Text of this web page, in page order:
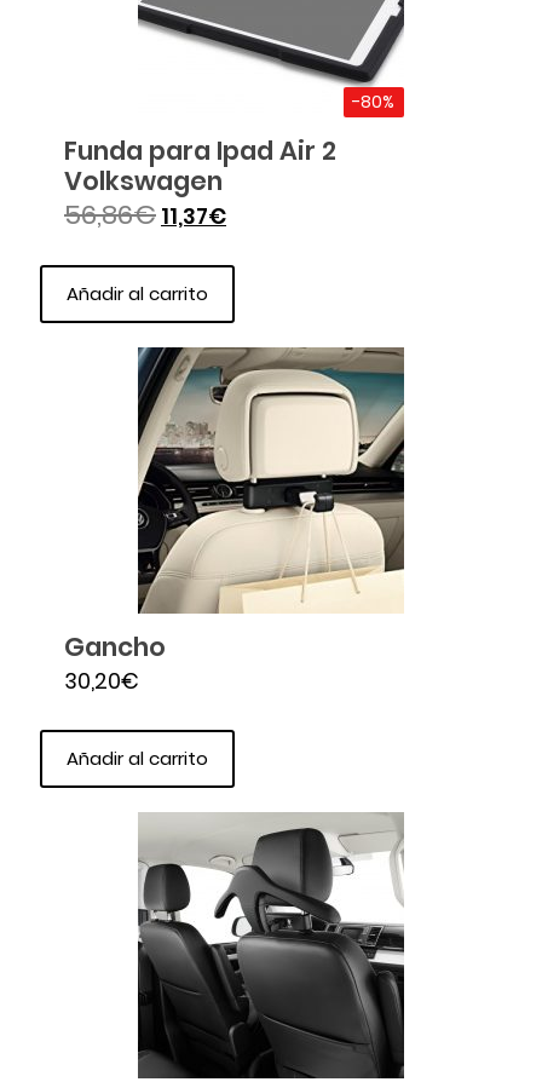
-80%
Funda para Ipad Air 2
Volkswagen
56,86€ 11,37€
Añadir al carrito
Gancho
30,20€
Añadir al carrito